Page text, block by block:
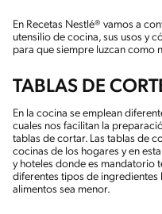
En Recetas Nestlé® vamos a
utensilio de cocina, sus usos y
para que siempre luzcan como
TABLAS DE
En la cocina se emplean
cuales nos facilitan la
tablas de cortar. Las tablas de
cocinas de los hogares y en
y hoteles donde es mandatorio
diferentes tipos de
alimentos sea menor.